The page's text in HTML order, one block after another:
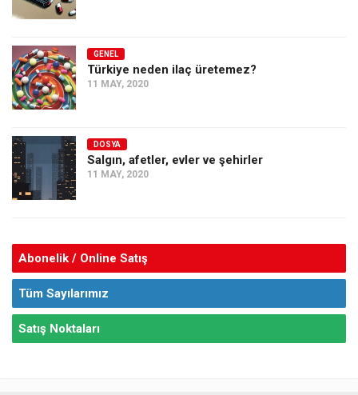
GENEL
Türkiye neden ilaç üretemez?
11 MAY, 2020
DOSYA
Salgın, afetler, evler ve şehirler
11 MAY, 2020
Abonelik / Online Satış
Tüm Sayılarımız
Satış Noktaları